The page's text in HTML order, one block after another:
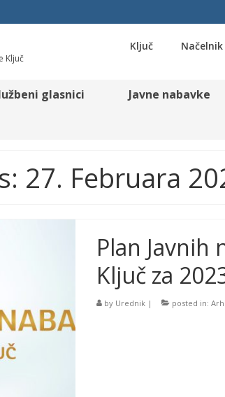
Ključ
Ključ Načelnik
glasnici Javne nabavke
27. Februara
Plan Javnih
Ključ za
by Urednik| posted in: